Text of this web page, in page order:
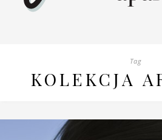
Tag
KOLEKCJA